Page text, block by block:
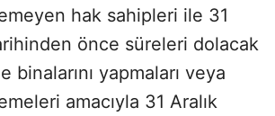
hak sahipleri ile 31
önce süreleri dolacak
binalarını yapmaları veya
amacıyla 31 Aralık